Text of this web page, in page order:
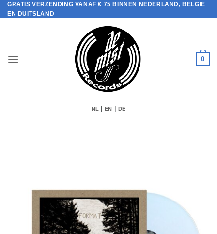
Ga
naar
GRATIS VERZENDING VANAF € 75 BINNEN NEDERLAND, BELGIË
EN DUITSLAND
0
NL |EN DE